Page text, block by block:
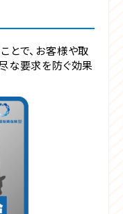
とで、お客様や取
な要求を防ぐ効果